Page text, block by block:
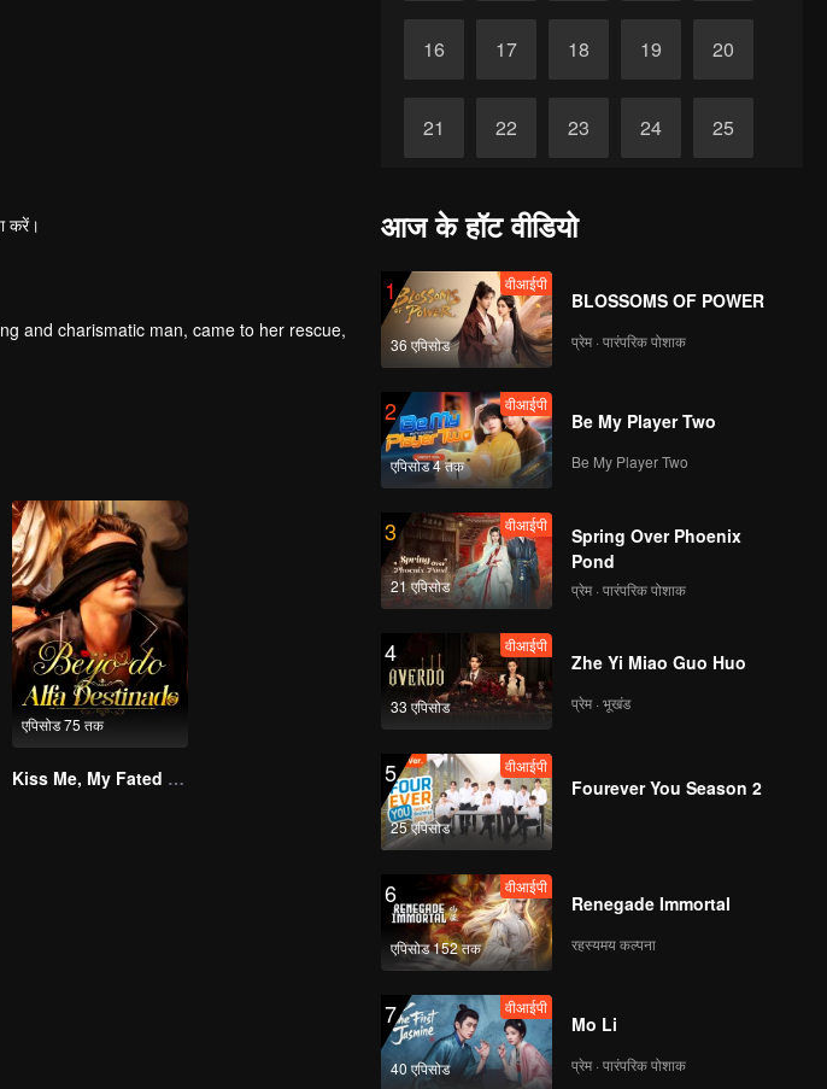
16 17 18 19 20
21 22 23 24 25
26 28
करें।
and charismatic man, came to her rescue,
in a devastating accident. Grieving and
एपिसोड 75 तक
Kiss Me, My Fated Alpha
आज के हॉट वीडियो
1
36 एपिसोड
वीआईपी
BLOSSOMS OF POWER
प्रेम · पारंपरिक पोशाक
2
एपिसोड 4 तक
वीआईपी
Be My Player Two
Be My Player Two
3
21 एपिसोड
वीआईपी
Spring Over Phoenix
Pond
प्रेम · पारंपरिक पोशाक
4
33 एपिसोड
वीआईपी
Zhe Yi Miao Guo Huo
प्रेम · भूखंड
5
25 एपिसोड
वीआईपी
Fourever You Season 2
6
एपिसोड 152 तक
वीआईपी
Renegade Immortal
रहस्यमय कल्पना
7
40 एपिसोड
वीआईपी
Mo Li
प्रेम · पारंपरिक पोशाक